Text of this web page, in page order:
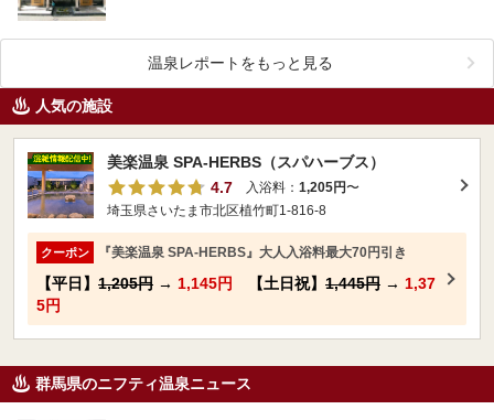
温泉レポートをもっと見る
人気の施設
美楽温泉 SPA-HERBS（スパハーブス）
4.7
入浴料： 1,205円〜
埼玉県さいたま市北区植竹町1-816-8
クーポン 『美楽温泉 SPA-HERBS』大人入浴料最大70円引き
【平日】 1,205円 → 1,145円 【土日祝】 1,445円 → 1,37
5円
群馬県のニフティ温泉ニュース